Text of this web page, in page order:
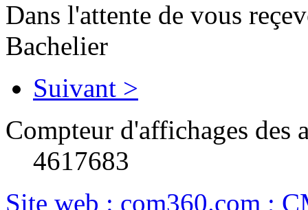
Dans l'attente de vous
Bachelier
Suivant >
Compteur d'affichages des
4617683
Site web : com360.com ;